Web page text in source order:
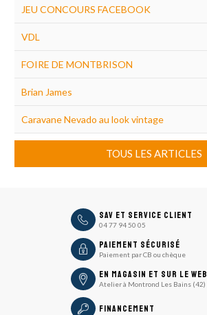
JEU CONCOURS FACEBOOK
VDL
FOIRE DE MONTBRISON
Brian James
Caravane Nevado au look vintage
TOUS LES ARTICLES
icon SAV et Service Client
04 77 94 50 05
icon Paiement sécurisé
Paiement par CB ou chèque
En magasin et sur le Web
Atelier à Montrond Les Bains (42)
Financement